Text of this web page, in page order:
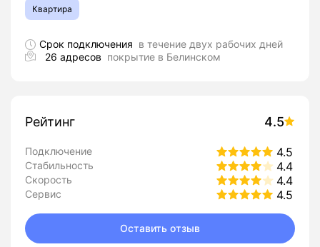
Квартира
Срок подключения в течение двух рабочих дней
26 адресов покрытие в Белинском
Рейтинг 4.5
Подключение 4.5
Стабильность 4.4
Скорость 4.4
Сервис 4.5
Оставить отзыв